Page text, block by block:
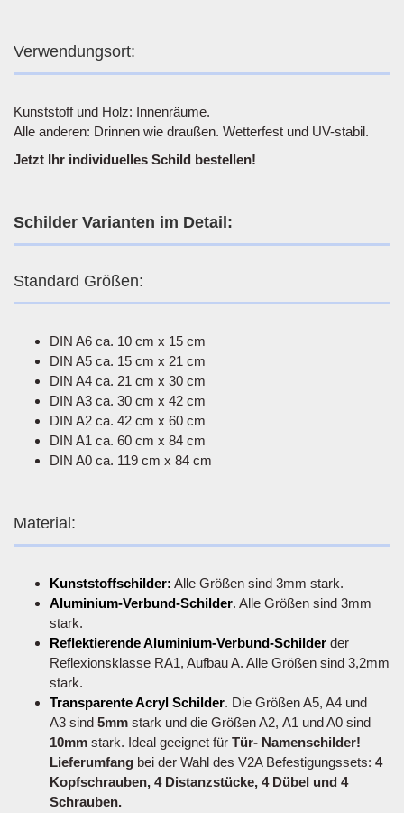
Verwendungsort:
Kunststoff und Holz: Innenräume.
Alle anderen: Drinnen wie draußen. Wetterfest und UV-stabil.
Jetzt Ihr individuelles Schild bestellen!
Schilder Varianten im Detail:
Standard Größen:
DIN A6 ca. 10 cm x 15 cm
DIN A5 ca. 15 cm x 21 cm
DIN A4 ca. 21 cm x 30 cm
DIN A3 ca. 30 cm x 42 cm
DIN A2 ca. 42 cm x 60 cm
DIN A1 ca. 60 cm x 84 cm
DIN A0 ca. 119 cm x 84 cm
Material:
Kunststoffschilder: Alle Größen sind 3mm stark.
Aluminium-Verbund-Schilder. Alle Größen sind 3mm
stark.
Reflektierende Aluminium-Verbund-Schilder der
Reflexionsklasse RA1, Aufbau A. Alle Größen sind 3,2mm
stark.
Transparente Acryl Schilder. Die Größen A5, A4 und
A3 sind 5mm stark und die Größen A2, A1 und A0 sind
10mm stark. Ideal geeignet für Tür- Namenschilder!
Lieferumfang bei der Wahl des V2A Befestigungssets: 4
Kopfschrauben, 4 Distanzstücke, 4 Dübel und 4
Schrauben.